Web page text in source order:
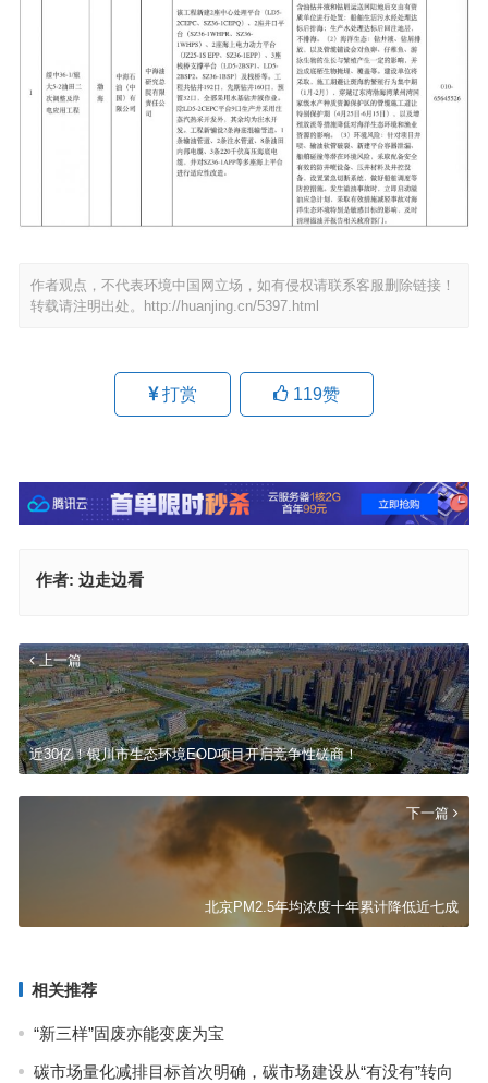
作者观点，不代表环境中国网立场，如有侵权请联系客服删除链接！
转载请注明出处。 http://huanjing.cn/5397.html
打赏 119赞
作者: 边走边看
上一篇
近30亿！银川市生态环境EOD项目开启竞争性磋商！
下一篇
北京PM2.5年均浓度十年累计降低近七成
相关推荐
“新三样”固废亦能变废为宝
碳市场量化减排目标首次明确，碳市场建设从“有没有”转向